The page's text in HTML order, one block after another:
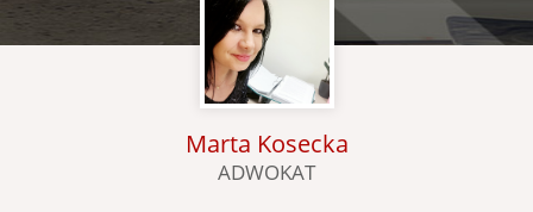
Marta Kosecka
ADWOKAT